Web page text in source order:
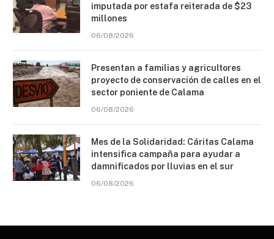
imputada por estafa reiterada de $23
millones
06/08/2026
Presentan a familias y agricultores
proyecto de conservación de calles en el
sector poniente de Calama
06/08/2026
Mes de la Solidaridad: Cáritas Calama
intensifica campaña para ayudar a
damnificados por lluvias en el sur
06/08/2026